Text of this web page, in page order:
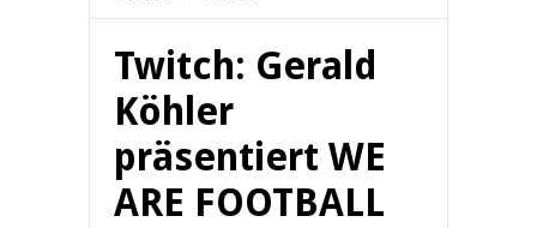
Twitch: Gerald
Köhler
präsentiert WE
ARE FOOTBALL